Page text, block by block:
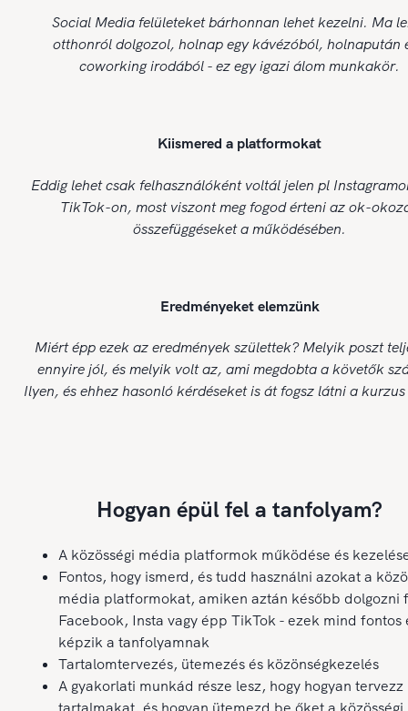
Social Media felületeket bárhonnan lehet kezelni. Ma
otthonról dolgozol, holnap egy kávézóból, holnapután
coworking irodából - ez egy igazi álom munkakör.
Kiismered a platformokat
Eddig lehet csak felhasználóként voltál jelen pl
TikTok-on, most viszont meg fogod érteni az ok-
összefüggéseket a működésében.
Eredményeket elemzünk
Miért épp ezek az eredmények születtek? Melyik poszt
ennyire jól, és melyik volt az, ami megdobta a követők
Ilyen, és ehhez hasonló kérdéseket is át fogsz látni a
Hogyan épül fel a tanfolyam?
A közösségi média platformok működése és
Fontos, hogy ismerd, és tudd használni azokat a
média platformokat, amiken aztán később dolgozni
Facebook, Insta vagy épp TikTok - ezek mind fontos
képzik a tanfolyamnak
Tartalomtervezés, ütemezés és közönségkezelés
A gyakorlati munkád része lesz, hogy hogyan tervezz